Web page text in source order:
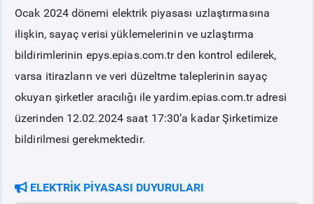
PİYASAKAYITSÜRECİ
SERBEST TÜKETİCİ
MALİ UZLAŞTIRMA
BÜLTENLER
Ocak 2024 dönemi elektrik piyasası uzlaştırmasına
ilişkin, sayaç verisi yüklemelerinin ve uzlaştırma
bildirimlerinin epys.epias.com.tr den kontrol edilerek,
varsa itirazların ve veri düzeltme taleplerinin sayaç
okuyan şirketler aracılığı ile yardim.epias.com.tr adresi
üzerinden 12.02.2024 saat 17:30’a kadar Şirketimize
bildirilmesi gerekmektedir.
ELEKTRİK PİYASASI DUYURULARI